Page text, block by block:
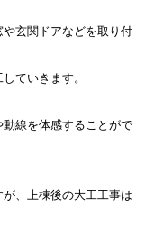
玄関ドアなどを取り付
ていきます。
線を体感することがで
、上棟後の大工工事は